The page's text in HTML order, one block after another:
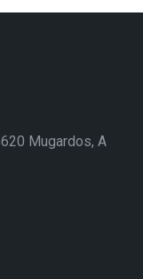
Mugardos, A